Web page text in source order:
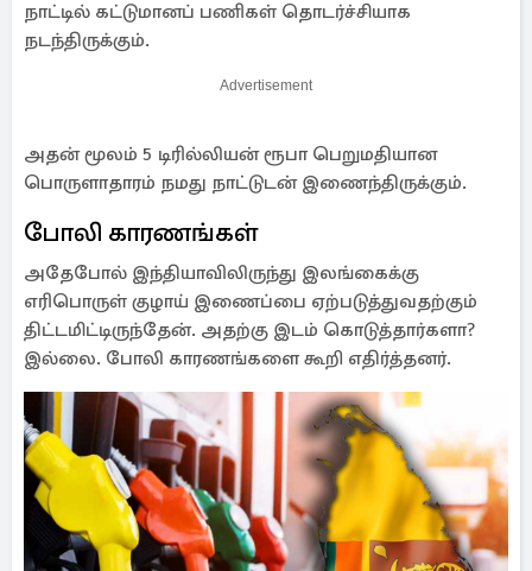
நாட்டில் கட்டுமானப் பணிகள் தொடர்ச்சியாக
நடந்திருக்கும்.
Advertisement
அதன் மூலம் 5 டிரில்லியன் ரூபா பெறுமதியான
பொருளாதாரம் நமது நாட்டுடன் இணைந்திருக்கும்.
போலி காரணங்கள்
அதேபோல் இந்தியாவிலிருந்து இலங்கைக்கு
எரிபொருள் குழாய் இணைப்பை ஏற்படுத்துவதற்கும்
திட்டமிட்டிருந்தேன். அதற்கு இடம் கொடுத்தார்களா?
இல்லை. போலி காரணங்களை கூறி எதிர்த்தனர்.